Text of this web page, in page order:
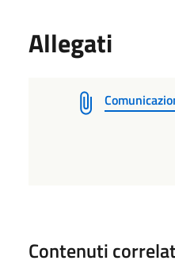
Allegati
Contenuti